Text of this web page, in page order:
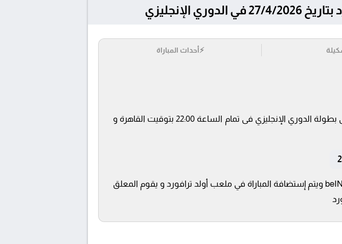
⚡أحداث المباراة
يلتقى اليوم 27/4/2026 كلا من نادى مانشستر يونايتد و برينتفورد فى بطولة الدوري الإنجليزي فى تمام الساعة 22:00 بتوقيت القاهرة و
تنقل أحداث المباراة في الوطن العربي فضائيا على قناة beIN SPORTS 1 ويتم إستضافة المباراة في ملعب أولد ترافورد و يقوم المعلق